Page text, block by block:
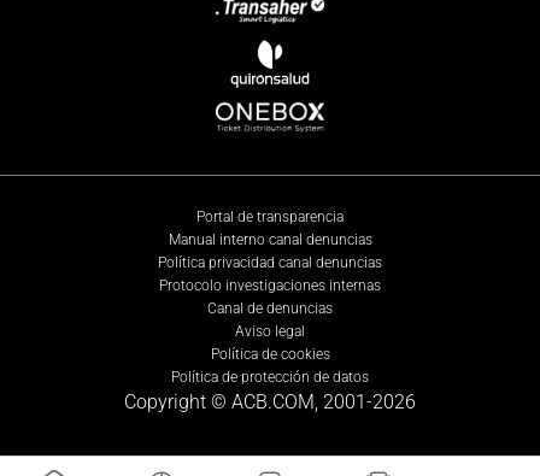
Portal de transparencia
Manual interno canal denuncias
Política privacidad canal denuncias
Protocolo investigaciones internas
Canal de denuncias
Aviso legal
Política de cookies
Política de protección de datos
Copyright © ACB.COM, 2001-2026